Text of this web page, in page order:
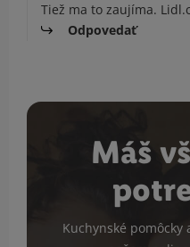
Tiež ma to zaujíma.
Odpovedať
Máš
Kuchynské